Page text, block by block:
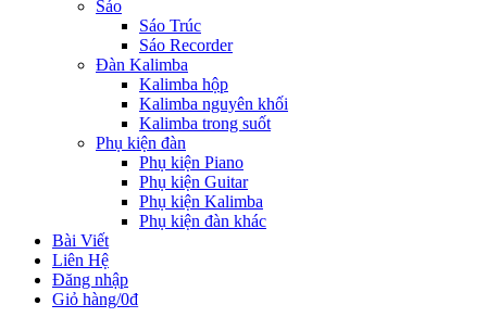
Sáo
Sáo Trúc
Sáo Recorder
Đàn Kalimba
Kalimba hộp
Kalimba nguyên khối
Kalimba trong suốt
Phụ kiện đàn
Phụ kiện Piano
Phụ kiện Guitar
Phụ kiện Kalimba
Phụ kiện đàn khác
Bài Viết
Liên Hệ
Đăng nhập
Giỏ hàng/0₫